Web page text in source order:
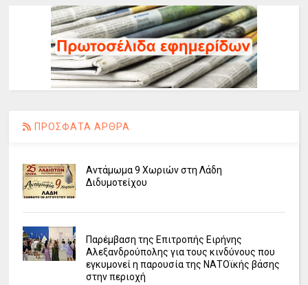
ΠΡΟΣΦΑΤΑ ΑΡΘΡΑ
Αντάμωμα 9 Χωριών στη Λάδη
Διδυμοτείχου
Παρέμβαση της Επιτροπής Ειρήνης
Αλεξανδρούπολης για τους κινδύνους που
εγκυμονεί η παρουσία της ΝΑΤΟϊκής βάσης
στην περιοχή